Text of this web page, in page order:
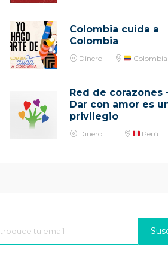
Colombia cuida a
Colombia
Dinero Colombia
Red de corazones
Dar con amor es
privilegio
Dinero Perú